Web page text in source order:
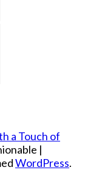
a Touch of
|
WordPress.